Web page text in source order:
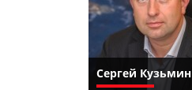
Сергей Кузьмин